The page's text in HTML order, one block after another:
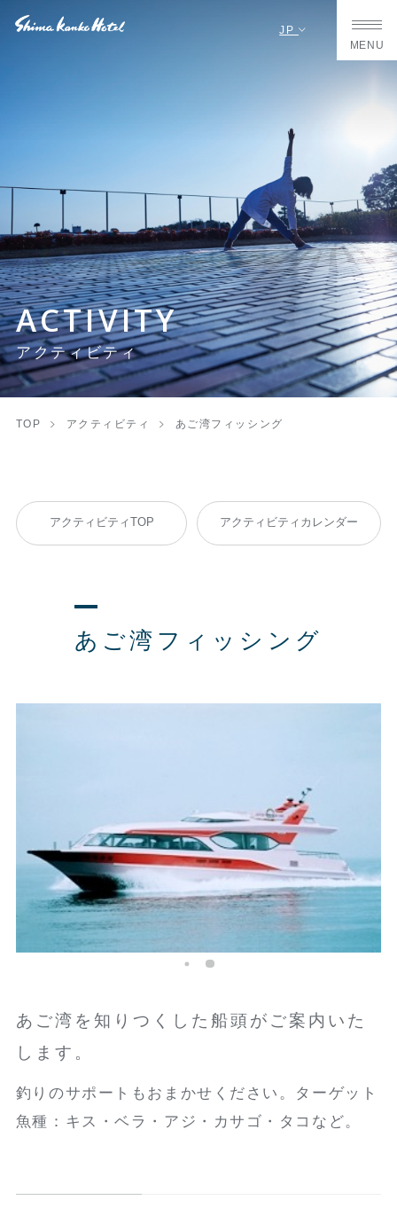
JP
MENU
ACTIVITY
アクティビティ
TOP アクティビティ あご湾フィッシング
アクティビティTOP アクティビティカレンダー
あご湾フィッシング
あご湾を知りつくした船頭がご案内いた
します。
釣りのサポートもおまかせください。ターゲット
魚種：キス・ベラ・アジ・カサゴ・タコなど。